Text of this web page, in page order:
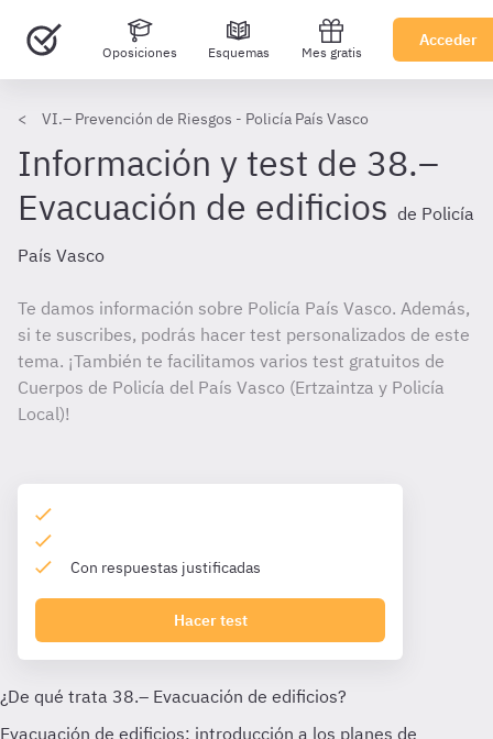
Oposiciones Esquemas Mes gratis
Acceder
VI.– Prevención de Riesgos - Policía País Vasco
Información y test de 38.–
Evacuación de edificios de Policía
País Vasco
Te damos información sobre Policía País Vasco. Además,
si te suscribes, podrás hacer test personalizados de este
tema. ¡También te facilitamos varios test gratuitos de
Cuerpos de Policía del País Vasco (Ertzaintza y Policía
Local)!
Con respuestas justificadas
Hacer test